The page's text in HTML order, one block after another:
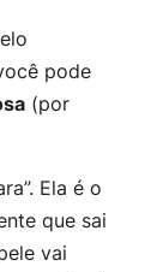
pode
(por
Ela é o
que sai
vai